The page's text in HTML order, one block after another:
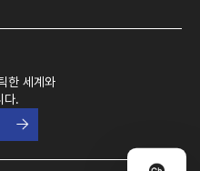
한 세계와
다.